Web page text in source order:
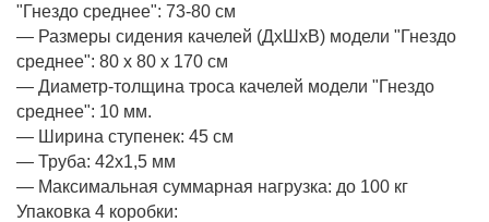
"Гнездо среднее": 73-80 см
— Размеры сидения качелей (ДхШхВ) модели "Гнездо
среднее": 80 х 80 х 170 см
— Диаметр-толщина троса качелей модели "Гнездо
среднее": 10 мм.
— Ширина ступенек: 45 см
— Труба: 42х1,5 мм
— Максимальная суммарная нагрузка: до 100 кг
Упаковка 4 коробки: